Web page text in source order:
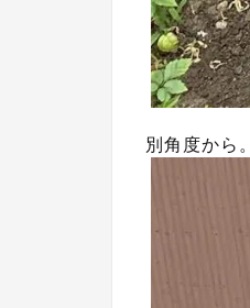
別角度から。